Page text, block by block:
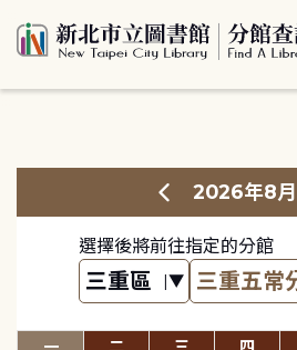
2026年8月
選擇後將前往指定的分館